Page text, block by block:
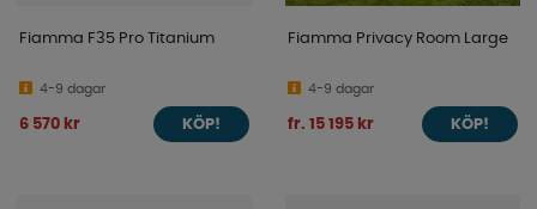
Fiamma F35 Pro Titanium
4-9 dagar
6 570 kr KÖP!
Fiamma Privacy Room Large
4-9 dagar
fr. 15 195 kr KÖP!